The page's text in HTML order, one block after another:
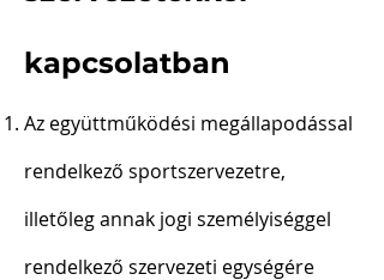
kapcsolatban
Az együttműködési megállapodással
rendelkező sportszervezetre,
illetőleg annak jogi személyiséggel
rendelkező szervezeti egységére